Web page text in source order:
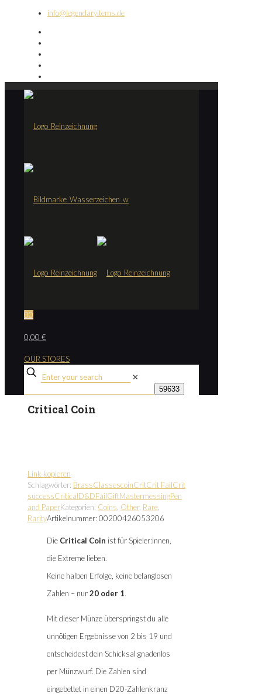
info@legendaryitems.de
00
0,00 €
OUR STORES
✕
Critical Coin
Link kopieren
Schlagwörter: BrassClassescoinCritCrit FailCrit
successCriticalD&DFailGiftMastermessingPen
and PaperKategorien: Coins Other, Rare,
RarityArtikelnummer: 00200426053206
Die Critical Coin ist für Spieler:innen,
die Extreme lieben.
Keine halben Erfolge, keine belanglosen
Zahlen – nur20 oder 1.
Mit dieser Münze überspringst du alle
unnötigen Ergebnisse von 2 bis 19 und
entscheidest dein Schicksal gnadenlos
per Münzwurf. Die Zahlen sind
eingebettet in einen D20-Zahlenkranz